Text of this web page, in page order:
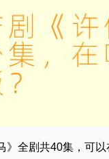
》全剧共40集，可